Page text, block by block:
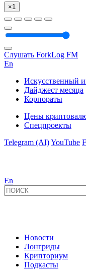
×1
Слушать ForkLog FM
En
Искусственный
Дайджест месяца
Корпораты
Цены
Спецпроекты
Telegram (AI)YouTube
En
Новости
Лонгриды
Крипториум
Подкасты